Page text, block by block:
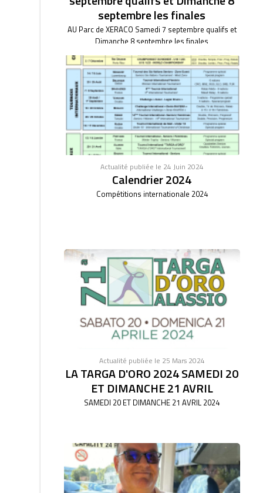
septembre les finales
AU Parc de XERACO Samedi 7 septembre qualifs et
Dimanche 8 septembre les finales
Actualité publiée le 24 Juin 2024
Calendrier 2024
Compétitions internationale 2024
Actualité publiée le 25 Mars 2024
LA TARGA D'ORO 2024 SAMEDI 20
ET DIMANCHE 21 AVRIL
SAMEDI 20 ET DIMANCHE 21 AVRIL 2024